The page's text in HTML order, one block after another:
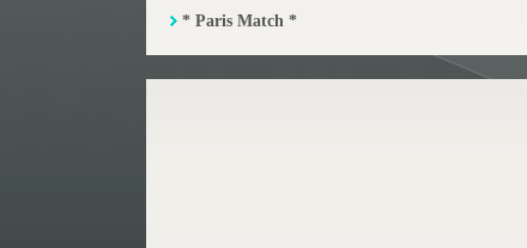
* Paris Match *